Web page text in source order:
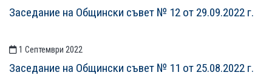
Заседание на Общински съвет № 12 от 29.09.2022 г.
1 Септември 2022
Заседание на Общински съвет № 11 от 25.08.2022 г.